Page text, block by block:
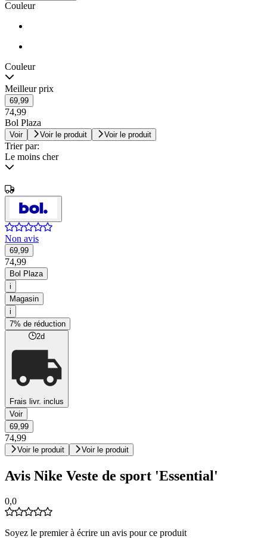
Couleur
Couleur
Meilleur prix
69,99
74,99
Bol Plaza
Voir Voir le produit Voir le produit
Trier par:
Le moins cher
Non avis
69,99
74,99
Bol Plaza
i
Magasin
i
7% de réduction
2d
Frais livr. inclus
Voir
69,99
74,99
Voir le produit Voir le produit
Avis Nike Veste de sport 'Essential'
0,0
Soyez le premier à écrire un avis pour ce produit